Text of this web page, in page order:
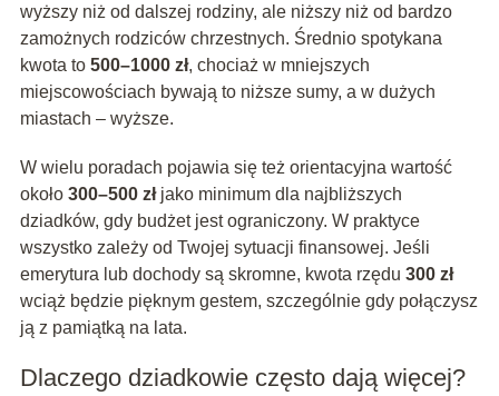
wyższy niż od dalszej rodziny, ale niższy niż od bardzo
zamożnych rodziców chrzestnych. Średnio spotykana
kwota to 500–1000 zł, chociaż w mniejszych
miejscowościach bywają to niższe sumy, a w dużych
miastach – wyższe.
W wielu poradach pojawia się też orientacyjna wartość
około 300–500 złjako minimum dla najbliższych
dziadków, gdy budżet jest ograniczony. W praktyce
wszystko zależy od Twojej sytuacji finansowej. Jeśli
emerytura lub dochody są skromne, kwota rzędu 300 zł
wciąż będzie pięknym gestem, szczególnie gdy połączysz
ją z pamiątką na lata.
Dlaczego dziadkowie często dają więcej?